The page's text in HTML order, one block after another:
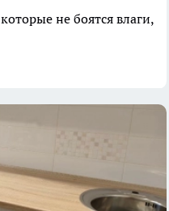
не боятся влаги,